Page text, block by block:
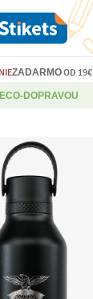
ZADARMOOD 19€
DOPRAVOU